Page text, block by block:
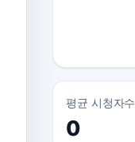
평균 시청자수
0